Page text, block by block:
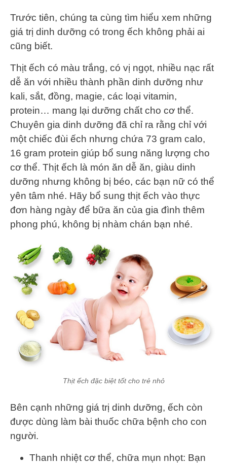
Trước tiên, chúng ta cùng tìm hiểu xem những
giá trị dinh dưỡng có trong ếch không phải ai
cũng biết.
Thịt ếch có màu trắng, có vị ngọt, nhiều nạc rất
dễ ăn với nhiều thành phần dinh dưỡng như
kali, sắt, đồng, magie, các loại vitamin,
protein… mang lại dưỡng chất cho cơ thể.
Chuyên gia dinh dưỡng đã chỉ ra rằng chỉ với
một chiếc đùi ếch nhưng chứa 73 gram calo,
16 gram protein giúp bổ sung năng lượng cho
cơ thể. Thịt ếch là món ăn dễ ăn, giàu dinh
dưỡng nhưng không bị béo, các bạn nữ có thể
yên tâm nhé. Hãy bổ sung thịt ếch vào thực
đơn hàng ngày để bữa ăn của gia đình thêm
phong phú, không bị nhàm chán bạn nhé.
Thịt ếch đặc biệt tốt cho trẻ nhỏ
Bên cạnh những giá trị dinh dưỡng, ếch còn
được dùng làm bài thuốc chữa bệnh cho con
người.
Thanh nhiệt cơ thể, chữa mụn nhọt: Bạn